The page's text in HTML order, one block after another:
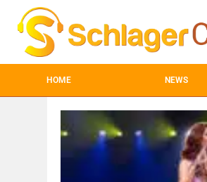
HOME NEWS